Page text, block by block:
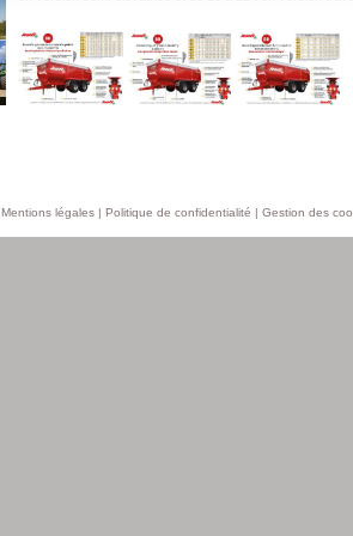
Mentions légales| Politique de confidentialité | Gestion des